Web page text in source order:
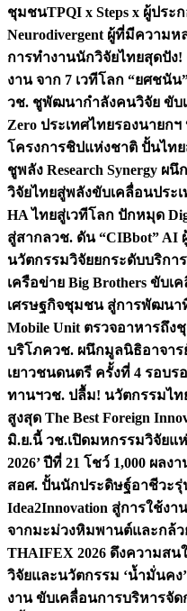
ชุมชนTPQI x Steps x ผู้ปร
Neurodivergent ผู้ที่มีความ
การทำงานนักวิจัยไทยสุดปัง!
งาน จาก 7 เวทีโลก “ยศชนั
วช. ชูพัฒนากำลังคนวิจัย ขับ
Zero ประเทศไทยรองนายกฯ
โครงการชิปแห่งชาติ ปั้นไทย
ชูพลัง Research Synergy ผ
วิจัยไทยสู่พลังขับเคลื่อนประ
HA ไทยสู่เวทีโลก ปักหมุด
สู่สากลวช. ดัน “CIBbot” AI
นวัตกรรมวิจัยยกระดับบริกา
เครือข่าย Big Brothers ขับเ
เศรษฐกิจชุมชน สู่การพัฒนา
Mobile Unit ตรวจอาหารถึ
บริโภควช. ผนึกมูลนิธิอาจาร
เยาวชนดนตรี ครั้งที่ 4 รอบ
ทานฯวช. ปลื้ม! นวัตกรรมไท
สูงสุด The Best Foreign
มิ.ย.นี้ วช.เปิดมหกรรมวิจัยแห่
2026’ ปีที่ 21 โชว์ 1,000 ผล
สอศ. ปั้นนักประดิษฐ์อาชีวะรุ่
Idea2Innovation สู่การใช้งา
จากมะม่วงหิมพานต์และกล้ว
THAIFEX 2026 ดึงความสน
วิจัยและนวัตกรรม ‘น้ำมั่นคง
งาน ขับเคลื่อนการบริหารจั